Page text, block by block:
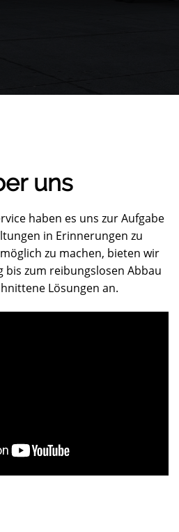
uns
haben es uns zur Aufgabe
in Erinnerungen zu
zu machen, bieten wir
bis zum reibungslosen Abbau
Lösungen an.